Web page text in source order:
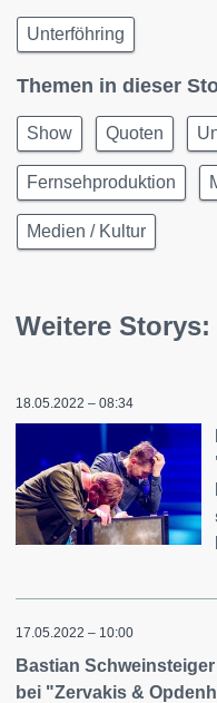
Unterföhring
Themen in dieser
Show Quoten
Fernsehproduktion
Medien / Kultur
Weitere
18.05.2022 – 08:34
17.05.2022 – 10:00
Bastian
bei "Zervakis &